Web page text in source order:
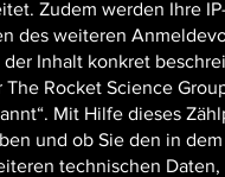
Zudem werden Ihre
des weiteren
Inhalt konkret
Rocket Science
Mit Hilfe dieses
und ob Sie den in
technischen